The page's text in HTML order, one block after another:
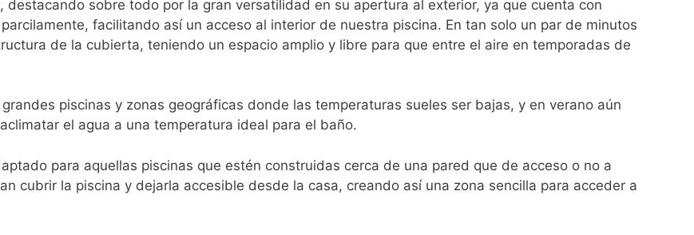
, destacando sobre todo por la gran versatilidad en su apertura al exterior, ya que cuenta con
facilitando así un acceso al interior de nuestra piscina. En tan solo un par de minutos
de la cubierta, teniendo un espacio amplio y libre para que entre el aire en temporadas de
piscinas y zonas geográficas donde las temperaturas sueles ser bajas, y en verano aún
el agua a una temperatura ideal para el baño.
para aquellas piscinas que estén construidas cerca de una pared que de acceso o no a
cubrir la piscina y dejarla accesible desde la casa, creando así una zona sencilla para acceder a